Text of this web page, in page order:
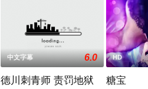
中文字幕 6.0
德川刺青师 责罚地狱
HD
糖宝